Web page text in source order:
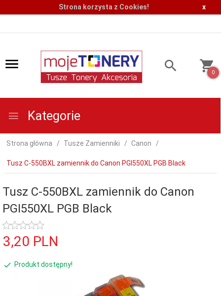
Strona korzysta z Cookies! x
0
Kategorie
Strona główna Tusze Zamienniki Canon
Tusz C-550BXL zamiennik do Canon PGI550XL PGB Black
Tusz C-550BXL zamiennik do Canon
PGI550XL PGB Black
3,20 PLN
Produkt dostępny!